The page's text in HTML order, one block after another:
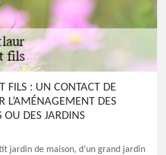
FILS : UN CONTACT DE
L’AMÉNAGEMENT DES
OU DES JARDINS
jardin de maison, d’un grand jardin